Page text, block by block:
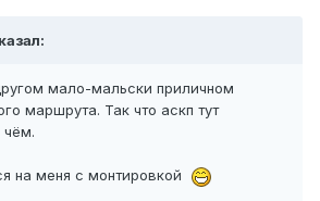
мало-мальски приличном
маршрута. Так что аскп тут
чём.
на меня с монтировкой